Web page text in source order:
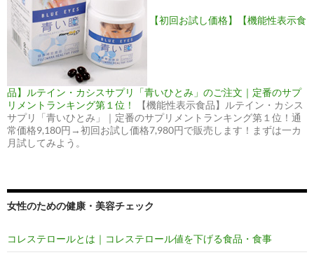
【初回お試し価格】【機能性表示食
品】ルテイン・カシスサプリ「青いひとみ」のご注文｜定番のサプ
リメントランキング第１位！
【機能性表示食品】ルテイン・カシス
サプリ「青いひとみ」｜定番のサプリメントランキング第１位！通
常価格9,180円→初回お試し価格7,980円で販売します！まずは一カ
月試してみよう。
女性のための健康・美容チェック
コレステロールとは｜コレステロール値を下げる食品・食事